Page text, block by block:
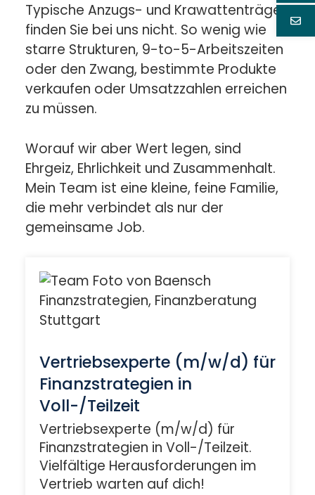
Typische Anzugs- und Krawattenträger
finden Sie bei uns nicht. So wenig wie
starre Strukturen, 9-to-5-Arbeitszeiten
oder den Zwang, bestimmte Produkte
verkaufen oder Umsatzzahlen erreichen
zu müssen.
Worauf wir aber Wert legen, sind
Ehrgeiz, Ehrlichkeit und Zusammenhalt.
Mein Team ist eine kleine, feine Familie,
die mehr verbindet als nur der
gemeinsame Job.
Vertriebsexperte (m/w/d) für
Finanzstrategien in
Voll-/Teilzeit
Vertriebsexperte (m/w/d) für
Finanzstrategien in Voll-/Teilzeit.
Vielfältige Herausforderungen im
Vertrieb warten auf dich!